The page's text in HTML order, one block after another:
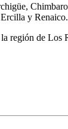
y Renaico.
región de Los